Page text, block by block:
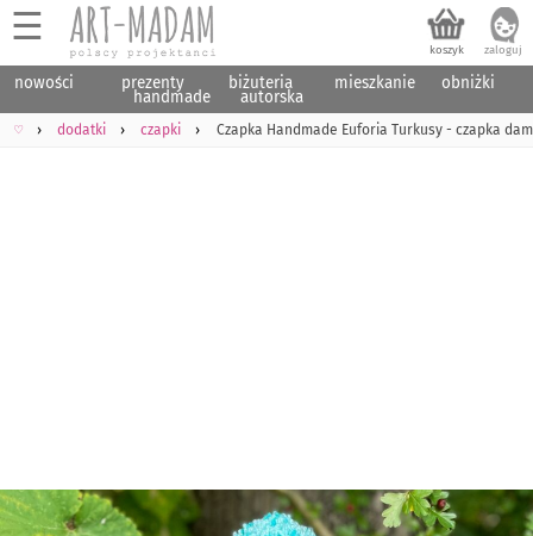
☰
nowości prezenty
handmade
biżuteria
autorska
mieszkanie obniżki
♡ dodatki czapki Czapka Handmade Euforia Turkusy - czapka